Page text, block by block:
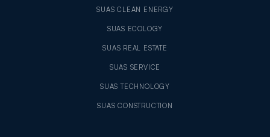
SUAS CLEAN ENERGY
SUAS ECOLOGY
SUAS REAL ESTATE
SUAS SERVICE
SUAS TECHNOLOGY
SUAS CONSTRUCTION